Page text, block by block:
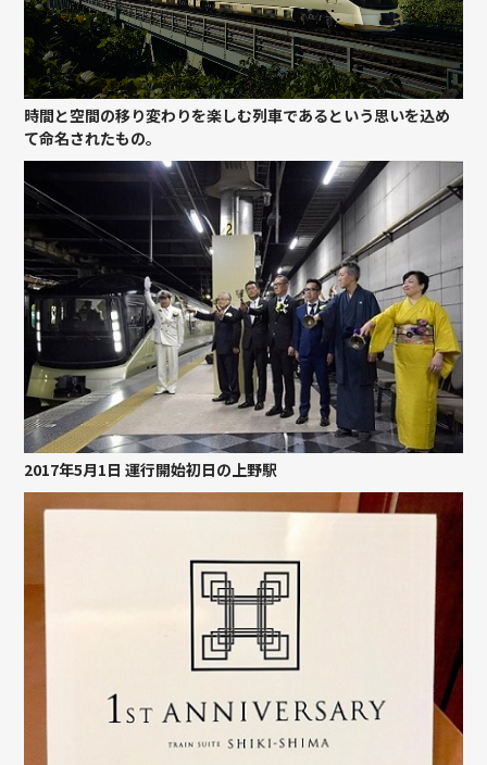
時間と空間の移り変わりを楽しむ列車であるという思いを込め
て命名されたもの。
2017年5月1日 運行開始初日の上野駅